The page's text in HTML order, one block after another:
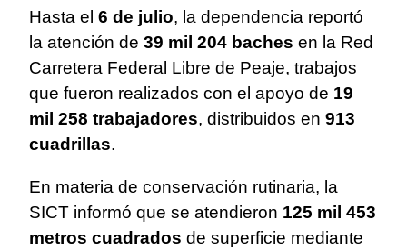
Hasta el 6 de julio, la dependencia reportó
la atención de 39 mil 204 baches en la Red
Carretera Federal Libre de Peaje, trabajos
que fueron realizados con el apoyo de 19
mil 258 trabajadores, distribuidos en 913
cuadrillas.
En materia de conservación rutinaria, la
SICT informó que se atendieron 125 mil 453
metros cuadrados de superficie mediante